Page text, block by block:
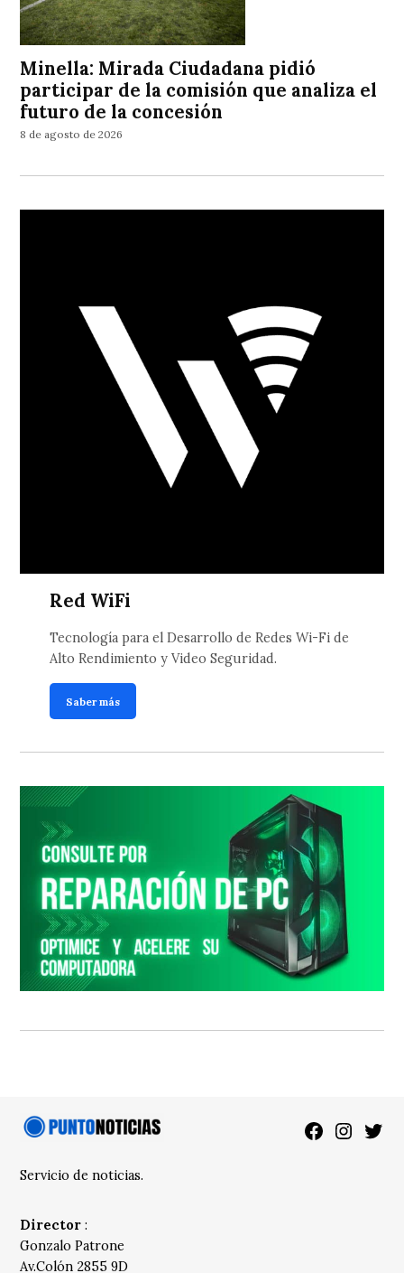
Minella: Mirada Ciudadana pidió
participar de la comisión que analiza el
futuro de la concesión
8 de agosto de 2026
Red WiFi
Tecnología para el Desarrollo de Redes Wi-Fi de
Alto Rendimiento y Video Seguridad.
Saber más
Facebook
Servicio de noticias.
Director :
Gonzalo Patrone
Av.Colón 2855 9D